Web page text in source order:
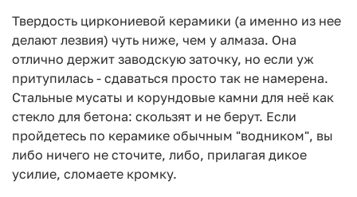
Твердость циркониевой керамики (а именно из нее
делают лезвия) чуть ниже, чем у алмаза. Она
отлично держит заводскую заточку, но если уж
притупилась - сдаваться просто так не намерена.
Стальные мусаты и корундовые камни для неё как
стекло для бетона: скользят и не берут. Если
пройдетесь по керамике обычным "водником", вы
либо ничего не сточите, либо, прилагая дикое
усилие, сломаете кромку.